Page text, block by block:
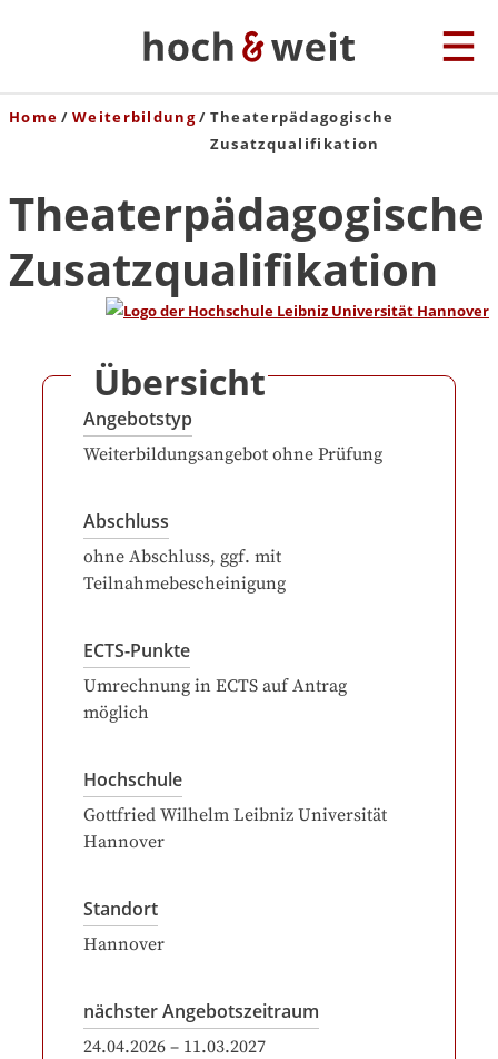
Home Weiterbildung
Theaterpädagogische
Zusatzqualifikation
Theaterpädagogische
Zusatzqualifikation
Übersicht
Angebotstyp
Weiterbildungsangebot ohne Prüfung
Abschluss
ohne Abschluss, ggf. mit
Teilnahmebescheinigung
ECTS-Punkte
Umrechnung in ECTS auf Antrag
möglich
Hochschule
Gottfried Wilhelm Leibniz Universität
Hannover
Standort
Hannover
nächster Angebotszeitraum
24.04.2026 – 11.03.2027